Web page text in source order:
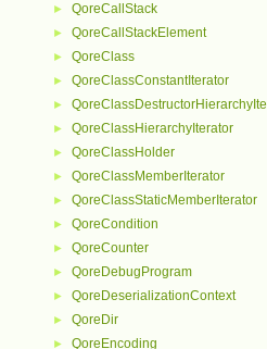
► QoreCallStack
► QoreCallStackElement
► QoreClass
► QoreClassConstantIterator
►
► QoreClassHierarchyIterator
► QoreClassHolder
► QoreClassMemberIterator
► QoreClassStaticMemberIterator
► QoreCondition
► QoreCounter
► QoreDebugProgram
► QoreDeserializationContext
► QoreDir
► QoreEncoding